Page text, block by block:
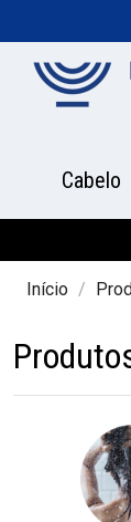
Cabelo
Início